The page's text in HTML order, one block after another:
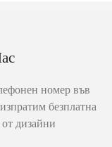
номер във
безплатна
дизайни